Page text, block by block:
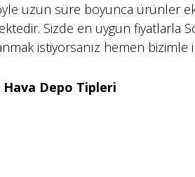
uzun süre boyunca ürünler
Sizde en uygun fiyatlarla
istiyorsanız hemen bizimle
Hava Depo Tipleri